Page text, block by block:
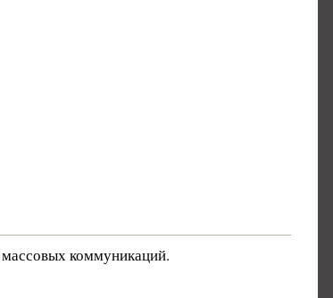
коммуникаций.